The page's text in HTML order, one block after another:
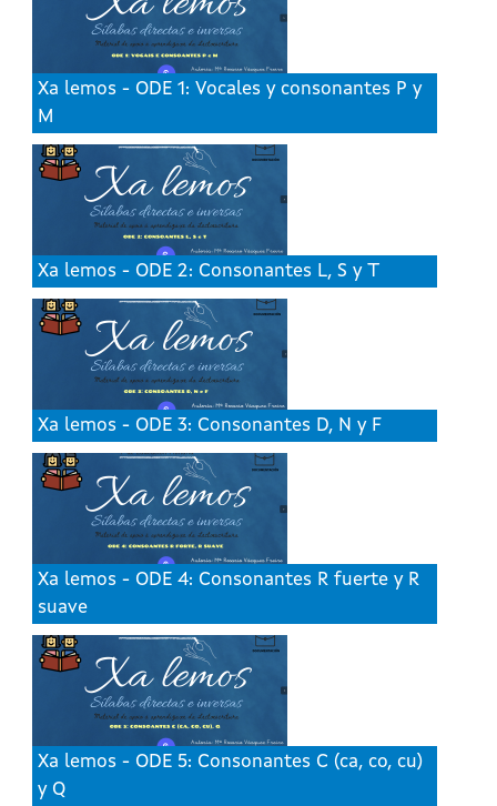
Xa lemos - ODE 1: Vocales y consonantes P y
M
Xa lemos - ODE 2: Consonantes L, S y T
Xa lemos - ODE 3: Consonantes D, N y F
Xa lemos - ODE 4: Consonantes R fuerte y R
suave
Xa lemos - ODE 5: Consonantes C (ca, co, cu)
y Q